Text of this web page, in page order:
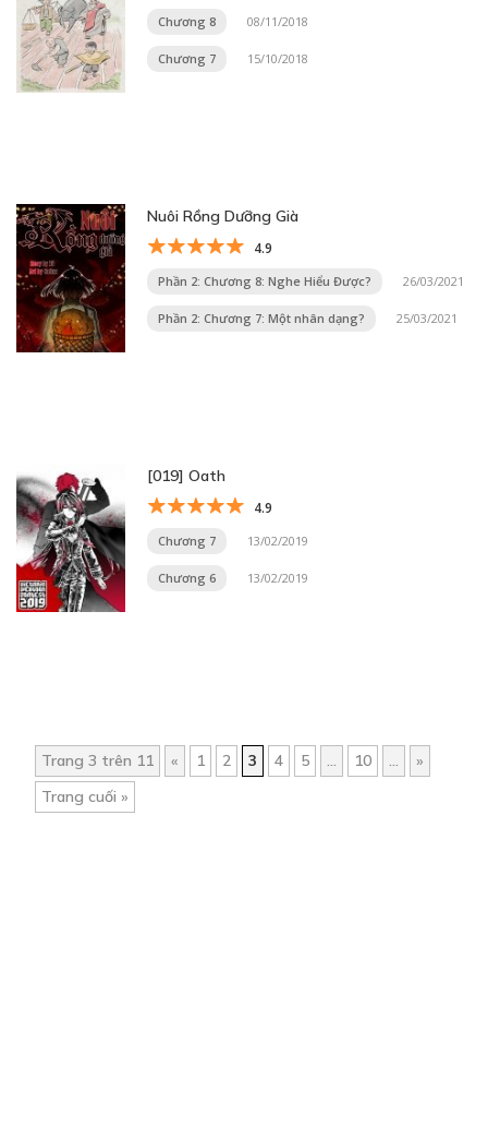
Chương 8 08/11/2018
Chương 7 15/10/2018
Nuôi Rồng Dưỡng Già
4.9
Phần 2: Chương 8: Nghe Hiểu Được? 26/03/2021
Phần 2: Chương 7: Một nhân dạng? 25/03/2021
[019] Oath
4.9
Chương 7 13/02/2019
Chương 6 13/02/2019
Trang 3 trên 11 « 1 2 3 4 5 ... 10 ...
»
Trang cuối »